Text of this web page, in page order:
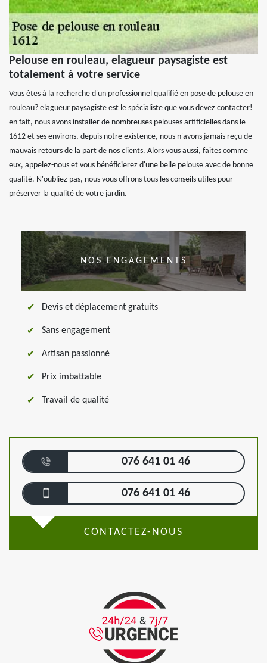
Pelouse en rouleau, elagueur paysagiste est
totalement à votre service
Vous êtes à la recherche d'un professionnel qualifié en pose de pelouse en
rouleau? elagueur paysagiste est le spécialiste que vous devez contacter!
en fait, nous avons installer de nombreuses pelouses artificielles dans le
1612 et ses environs, depuis notre existence, nous n'avons jamais reçu de
mauvais retours de la part de nos clients. Alors vous aussi, faites comme
eux, appelez-nous et vous bénéficierez d'une belle pelouse avec de bonne
qualité. N'oubliez pas, nous vous offrons tous les conseils utiles pour
préserver la qualité de votre jardin.
NOS ENGAGEMENTS
Devis et déplacement gratuits
Sans engagement
Artisan passionné
Prix imbattable
Travail de qualité
076 641 01 46
076 641 01 46
CONTACTEZ-NOUS